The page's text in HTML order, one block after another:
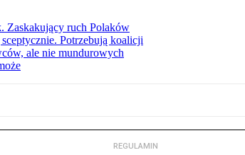
Zaskakujący ruch Polaków
Potrzebują koalicji
ale nie mundurowych
REGULAMIN